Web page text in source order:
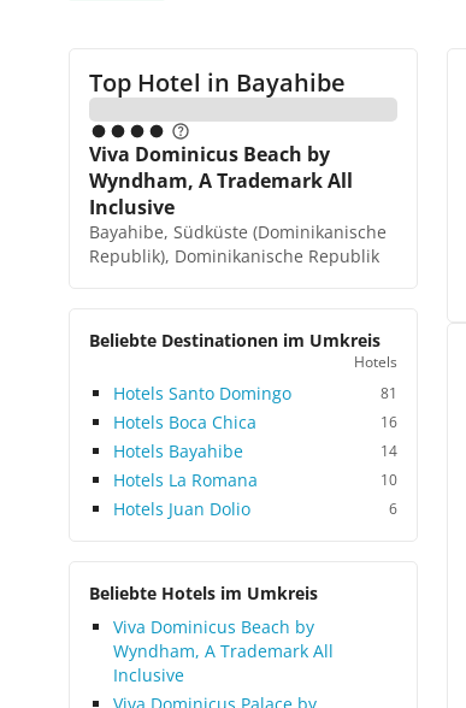
Top Hotel in Bayahibe
Viva Dominicus Beach by
Wyndham, A Trademark All
Inclusive
Bayahibe, Südküste (Dominikanische
Republik), Dominikanische Republik
Beliebte Destinationen im Umkreis
Hotels
Hotels Santo Domingo 81
Hotels Boca Chica 16
Hotels Bayahibe 14
Hotels La Romana 10
Hotels Juan Dolio 6
Beliebte Hotels im Umkreis
Viva Dominicus Beach by
Wyndham, A Trademark All
Inclusive